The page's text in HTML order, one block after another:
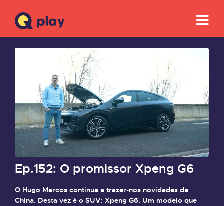
Ep.152: O promissor Xpeng G6
O Hugo Marcos continua a trazer-nos novidades da
China. Desta vez é o SUV: Xpeng G6. Um modelo que